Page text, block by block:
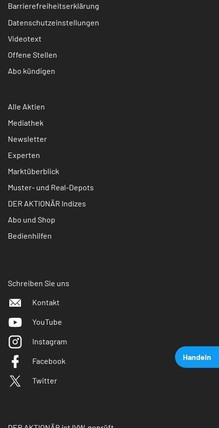
Handeln
Barrierefreiheitserklärung
Datenschutzeinstellungen
Videotext
Offene Stellen
Abo kündigen
Alle Aktien
Mediathek
Newsletter
Experten
Marktüberblick
Muster- und Real-Depots
DER AKTIONÄR Indizes
Abo und Shop
Bedienhilfen
Schreiben Sie uns
Kontakt
YouTube
Instagram
Facebook
Twitter